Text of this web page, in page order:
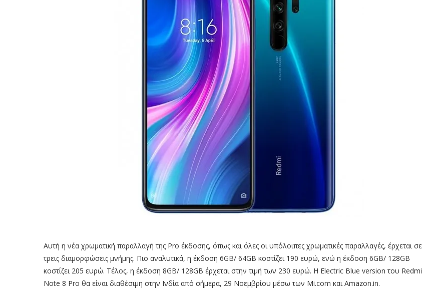
Αυτή η νέα χρωματική παραλλαγή της Pro έκδοσης, όπως και όλες οι υπόλοιπες χρωματικές παραλλαγές, έρχεται σε
τρεις διαμορφώσεις μνήμης. Πιο αναλυτικά, η έκδοση 6GB/ 64GB κοστίζει 190 ευρώ, ενώ η έκδοση 6GB/ 128GB
κοστίζει 205 ευρώ. Τέλος, η έκδοση 8GB/ 128GB έρχεται στην τιμή των 230 ευρώ. Η Electric Blue version του Redmi
Nοte 8 Pro θα είναι διαθέσιμη στην Ινδία από σήμερα, 29 Νοεμβρίου μέσω των Mi.com και Amazon.in.